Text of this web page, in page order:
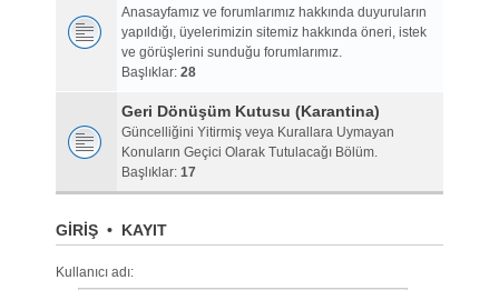
Anasayfamız ve forumlarımız hakkında duyuruların
yapıldığı, üyelerimizin sitemiz hakkında öneri, istek
ve görüşlerini sunduğu forumlarımız.
Başlıklar: 28
Geri Dönüşüm Kutusu (Karantina)
Güncelliğini Yitirmiş veya Kurallara Uymayan
Konuların Geçici Olarak Tutulacağı Bölüm.
Başlıklar: 17
GIRIŞ• KAYIT
Kullanıcı adı: